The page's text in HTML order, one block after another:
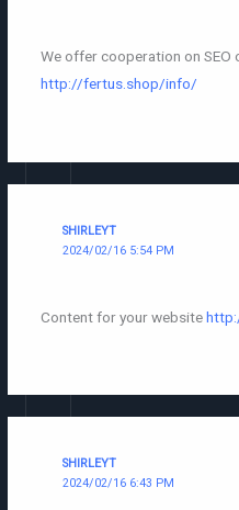
We offer cooperation on SEO
http://fertus.shop/info/
SHIRLEYT
2024/02/16 5:54 PM
Content for your website
SHIRLEYT
2024/02/16 6:43 PM